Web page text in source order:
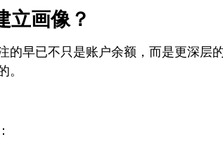
立画像？
的早已不只是账户余额，而是更深层
。